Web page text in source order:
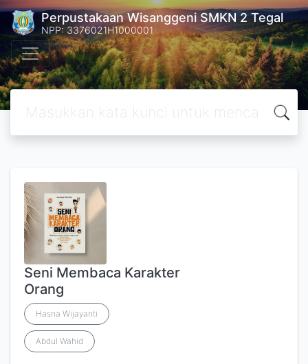
Perpustakaan Wisanggeni SMKN 2 Tegal
NPP: 3376021H1000001
Seni Membaca Karakter
Orang
Hasna Wijayanti
Abdul Wahid